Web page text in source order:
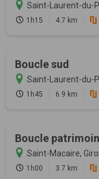
Saint-Laurent-du-
1h15 4.7 km
Boucle sud
Saint-Laurent-du-
1h45 6.9 km
Boucle
Saint-Macaire,
1h00 3.7 km